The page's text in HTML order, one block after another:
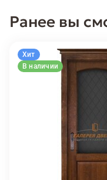
Ранее вы
Хит
В наличии